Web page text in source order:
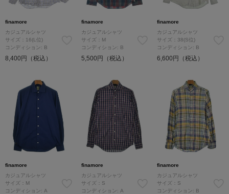
finamore
カジュアルシャツ
サイズ：16(L位)
コンディション: B
8,400円（税込）
finamore
カジュアルシャツ
サイズ：M
コンディション: B
5,500円（税込）
finamore
カジュアルシャツ
サイズ：38(S位)
コンディション: B
6,600円（税込）
finamore
カジュアルシャツ
サイズ：M
コンディション: A
finamore
カジュアルシャツ
サイズ：S
コンディション: A
finamore
カジュアルシャツ
サイズ：S
コンディション: B